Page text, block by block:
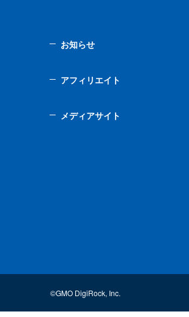
お知らせ
アフィリエイト
メディアサイト
©GMO DigiRock, Inc.